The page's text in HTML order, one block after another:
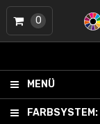
MENÜ
FARBSYSTEM:
0